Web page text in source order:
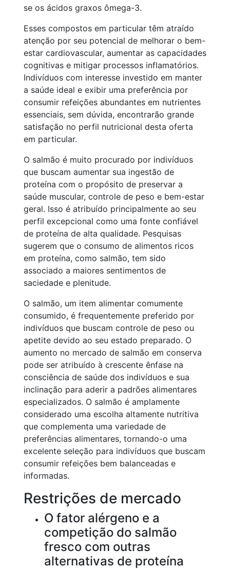
se os ácidos graxos ômega-3.
Esses compostos em particular têm atraído
atenção por seu potencial de melhorar o bem-
estar cardiovascular, aumentar as capacidades
cognitivas e mitigar processos inflamatórios.
Indivíduos com interesse investido em manter
a saúde ideal e exibir uma preferência por
consumir refeições abundantes em nutrientes
essenciais, sem dúvida, encontrarão grande
satisfação no perfil nutricional desta oferta
em particular.
O salmão é muito procurado por indivíduos
que buscam aumentar sua ingestão de
proteína com o propósito de preservar a
saúde muscular, controle de peso e bem-estar
geral. Isso é atribuído principalmente ao seu
perfil excepcional como uma fonte confiável
de proteína de alta qualidade. Pesquisas
sugerem que o consumo de alimentos ricos
em proteína, como salmão, tem sido
associado a maiores sentimentos de
saciedade e plenitude.
O salmão, um item alimentar comumente
consumido, é frequentemente preferido por
indivíduos que buscam controle de peso ou
apetite devido ao seu estado preparado. O
aumento no mercado de salmão em conserva
pode ser atribuído à crescente ênfase na
consciência de saúde dos indivíduos e sua
inclinação para aderir a padrões alimentares
especializados. O salmão é amplamente
considerado uma escolha altamente nutritiva
que complementa uma variedade de
preferências alimentares, tornando-o uma
excelente seleção para indivíduos que buscam
consumir refeições bem balanceadas e
informadas.
Restrições de mercado
O fator alérgeno e a
competição do salmão
fresco com outras
alternativas de proteína